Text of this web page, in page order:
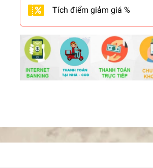
Tích điểm giảm giá %